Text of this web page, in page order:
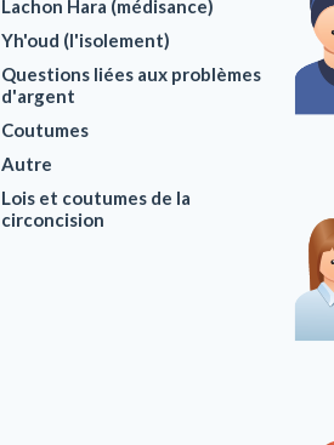
Lachon Hara (médisance)
Yh'oud (l'isolement)
Questions liées aux problèmes
d'argent
Coutumes
Autre
Lois et coutumes de la
circoncision